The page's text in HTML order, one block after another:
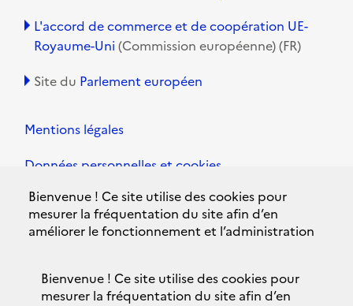
Bienvenue ! Ce site utilise des cookies pour
mesurer la fréquentation du site afin d’en
Bienvenue ! Ce site utilise des cookies pour
mesurer la fréquentation du site afin d’en
améliorer le fonctionnement et l’administration
gouvernementales et améliorer votre expérience
utilisateur, ainsi que pour vous proposer des
L'accord de commerce et de coopération UE-
Royaume-Uni (Commission européenne) (FR)
Site du Parlement européen
Mentions légales
Données personnelles et cookies
Accessibilité
Plan du site
Contacts